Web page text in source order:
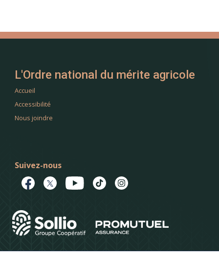
L'Ordre national du mérite agricole
Accueil
Accessibilité
Nous joindre
Suivez-nous